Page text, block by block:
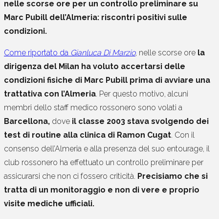
nelle scorse ore per un controllo preliminare su
Marc Pubill dell’Almeria: riscontri positivi sulle
condizioni.
Come riportato da Gianluca Di Marzio, nelle scorse ore la
dirigenza del Milan ha voluto accertarsi delle
condizioni fisiche di Marc Pubill prima di avviare una
trattativa con l’Almeria. Per questo motivo, alcuni
membri dello staff medico rossonero sono volati a
Barcellona, dove il classe 2003 stava svolgendo dei
test di routine alla clinica di Ramon Cugat. Con il
consenso dell’Almeria e alla presenza del suo entourage, il
club rossonero ha effettuato un controllo preliminare per
assicurarsi che non ci fossero criticità. Precisiamo che si
tratta di un monitoraggio e non di vere e proprio
visite mediche ufficiali.